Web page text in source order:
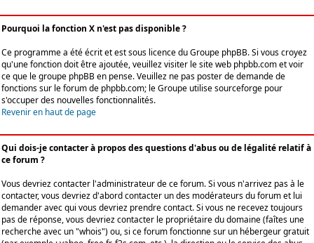
Pourquoi la fonction X n'est pas disponible ?
Ce programme a été écrit et est sous licence du Groupe phpBB. Si vous croyez
qu'une fonction doit être ajoutée, veuillez visiter le site web phpbb.com et voir
ce que le groupe phpBB en pense. Veuillez ne pas poster de demande de
fonctions sur le forum de phpbb.com; le Groupe utilise sourceforge pour
s'occuper des nouvelles fonctionnalités.
Revenir en haut de page
Qui dois-je contacter à propos des questions d'abus ou de légalité relatif à
ce forum ?
Vous devriez contacter l'administrateur de ce forum. Si vous n'arrivez pas à le
contacter, vous devriez d'abord contacter un des modérateurs du forum et lui
demander avec qui vous devriez prendre contact. Si vous ne recevez toujours
pas de réponse, vous devriez contacter le propriétaire du domaine (faîtes une
recherche avec un "whois") ou, si ce forum fonctionne sur un hébergeur gratuit